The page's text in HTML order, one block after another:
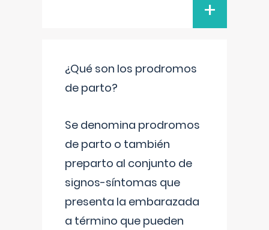
+
¿Qué son los prodromos
de parto?
Se denomina prodromos
de parto o también
preparto al conjunto de
signos-síntomas que
presenta la embarazada
a término que pueden